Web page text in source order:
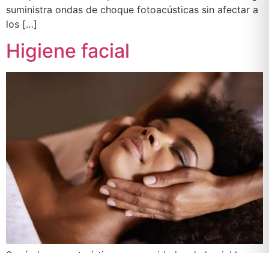
suministra ondas de choque fotoacústicas sin afectar a
los […]
Higiene facial